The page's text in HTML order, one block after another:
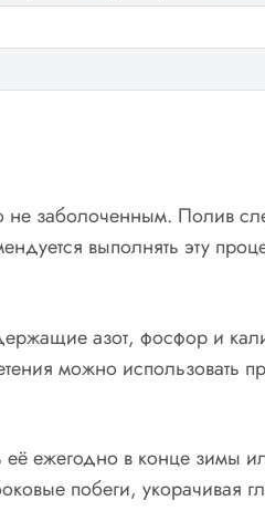
не заболоченным. Полив
выполнять эту
азот, фосфор и
можно использовать
её ежегодно в конце зимы
побеги, укорачивая